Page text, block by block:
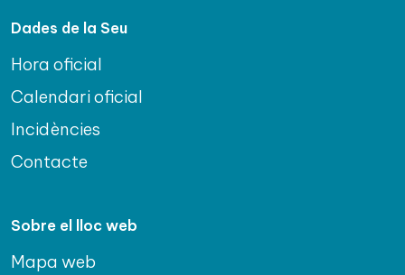
Dades de la Seu
Hora oficial
Calendari oficial
Incidències
Contacte
Sobre el lloc web
Mapa web